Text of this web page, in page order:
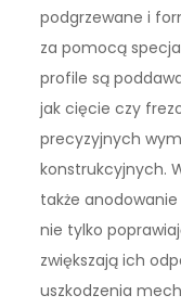
podgrzewane i
za pomocą
profile są
jak cięcie czy
precyzyjnych
konstrukcyjnych.
także
nie tylko
zwiększają ich
uszkodzenia